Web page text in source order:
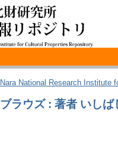
Nara National Research Institute
ブラウズ : 著者 いしば